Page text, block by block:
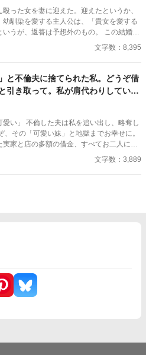
・執着）がありますが、ヒロインは絶対に
せなままの物語です。幽霊やお化けは出
った女を妻に迎えた。迎えたというか、
馴染を愛する主人公は、「貴女を愛する
、返答は予想外のもの。 この結婚の
投稿していま
文字数：8,395
と不倫夫に捨てられた私。どうぞ借
引き取って。私が肩代わりしていた
に引き継いでおきました
愛い」 不倫した夫は私を追い出し、略奪し
、その「可愛い妹」と地獄までお幸せに。
家と店の多額の借金、すべてお二人に引
ら。 「財布」を失った元夫と、逃げ場を失
ない贅沢を望んだ寄生虫たちの、惨めな末
文字数：3,889